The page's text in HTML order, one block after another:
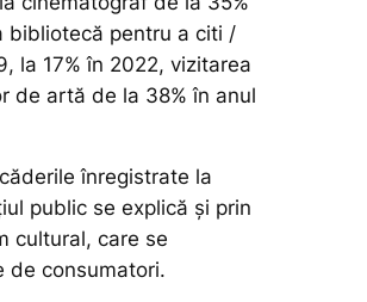
bibliotecă pentru a citi /
la 17% în 2022, vizitarea
de artă de la 38% în anul
înregistrate la
public se explică și prin
cultural, care se
de consumatori.